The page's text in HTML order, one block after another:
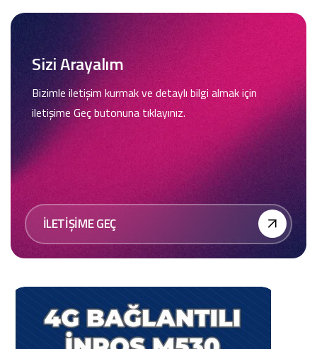
Sizi Arayalım
Bizimle iletişim kurmak ve detaylı bilgi almak için
iletişime Geç butonuna tıklayınız.
İLETİŞİME GEÇ